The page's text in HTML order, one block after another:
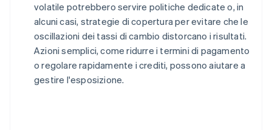
volatile potrebbero servire politiche dedicate o, in
alcuni casi, strategie di copertura per evitare che le
oscillazioni dei tassi di cambio distorcano i risultati.
Azioni semplici, come ridurre i termini di pagamento
o regolare rapidamente i crediti, possono aiutare a
gestire l'esposizione.